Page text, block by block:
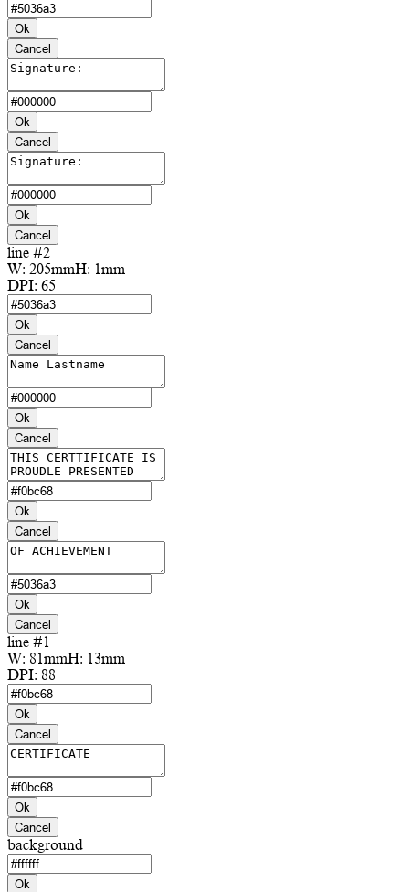
Ok
Cancel
Ok
Cancel
Ok
Cancel
line #2
W: 205mmH: 1mm
DPI: 65
Ok
Cancel
Ok
Cancel
Ok
Cancel
Ok
Cancel
line #1
W: 81mmH: 13mm
DPI: 88
Ok
Cancel
Ok
Cancel
background
Ok